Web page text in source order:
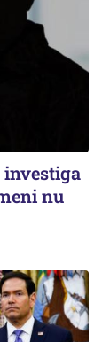
investiga
nu